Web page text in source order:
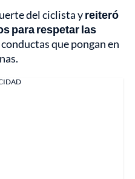
del ciclista yreiteró
para respetar las
que pongan en